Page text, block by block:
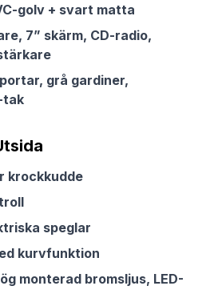
golv + svart matta
7” skärm, CD-radio,
grå gardiner,
tak
krockkudde
speglar
kurvfunktion
monterad bromsljus, LED-